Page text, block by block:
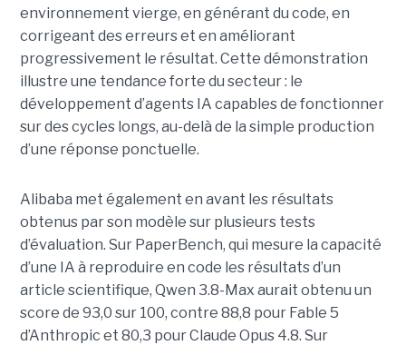
environnement vierge, en générant du code, en
corrigeant des erreurs et en améliorant
progressivement le résultat. Cette démonstration
illustre une tendance forte du secteur : le
développement d’agents IA capables de fonctionner
sur des cycles longs, au-delà de la simple production
d’une réponse ponctuelle.
Alibaba met également en avant les résultats
obtenus par son modèle sur plusieurs tests
d’évaluation. Sur PaperBench, qui mesure la capacité
d’une IA à reproduire en code les résultats d’un
article scientifique, Qwen 3.8-Max aurait obtenu un
score de 93,0 sur 100, contre 88,8 pour Fable 5
d’Anthropic et 80,3 pour Claude Opus 4.8. Sur